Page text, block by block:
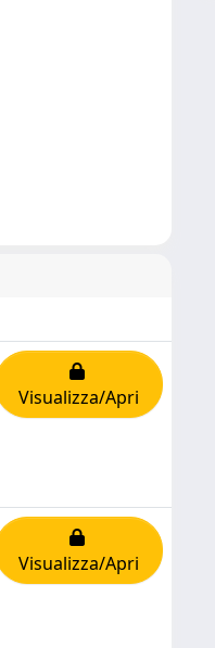
Visualizza/Apri
Visualizza/Apri